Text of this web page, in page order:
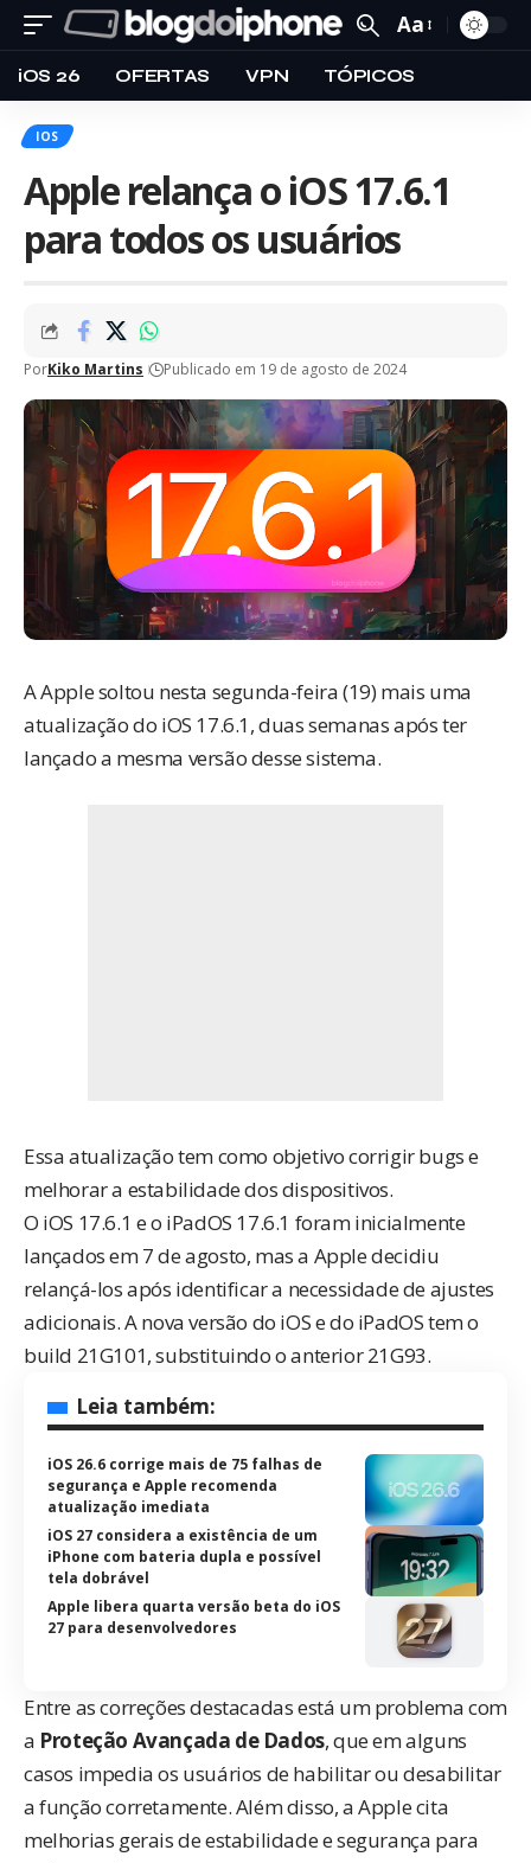
Aa
iOS 26 OFERTAS VPN TÓPICOS
IOS
Apple relança o iOS 17.6.1
para todos os usuários
PorKiko Martins Publicado em 19 de agosto de 2024
A Apple soltou nesta segunda-feira (19) mais uma
atualização do iOS 17.6.1, duas semanas apóster
lançado a mesma versãodesse sistema.
Essa atualização tem como objetivo corrigir bugs e
melhorar a estabilidade dos dispositivos.
O iOS 17.6.1 e o iPadOS 17.6.1 foram inicialmente
lançados em 7 de agosto, mas a Apple decidiu
relançá-los após identificar a necessidade de ajustes
adicionais. A nova versão do iOS e do iPadOS tem o
build 21G101, substituindo o anterior 21G93.
Leia também:
iOS 26.6 corrige mais de 75 falhas de
segurança e Apple recomenda
atualização imediata
iOS 27 considera a existência de um
iPhone com bateria dupla e possível
tela dobrável
Apple libera quarta versão beta do iOS
27 para desenvolvedores
Entre as correções destacadas está um problema com
a Proteção Avançada de Dados, que em alguns
casos impedia os usuários de habilitar ou desabilitar
a função corretamente. Além disso, a Apple cita
melhorias gerais de estabilidade e segurança para